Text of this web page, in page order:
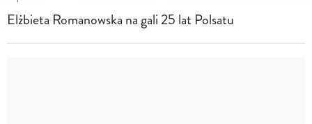
Elżbieta Romanowska na gali 25 lat Polsatu